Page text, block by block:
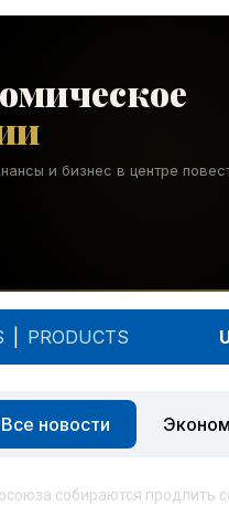
PRODUCTS
Все новости
собираются продлить